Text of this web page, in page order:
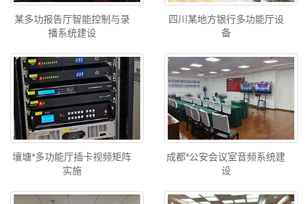
某多功报告厅智能控制与录
播系统建设
四川某地方银行多功能厅设
备
壤塘*多功能厅插卡视频矩阵
实施
成都*公安会议室音频系统建
设